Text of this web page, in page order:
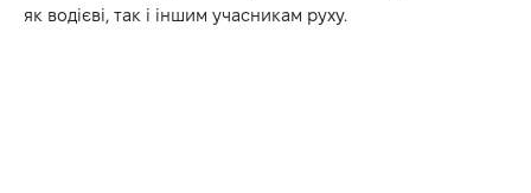
як водієві, так і іншим учасникам руху.